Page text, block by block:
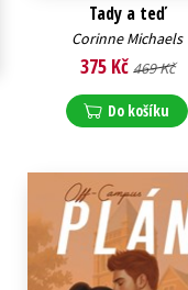
Tady a teď
Corinne Michaels
375 Kč 469 Kč
Do košíku